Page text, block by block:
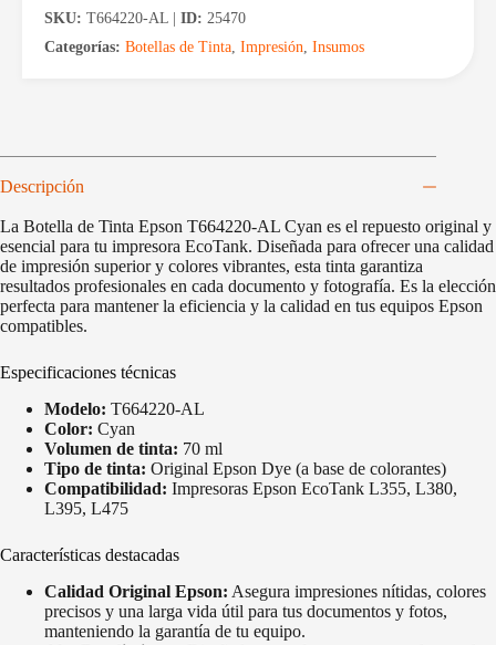
SKU: T664220-AL | ID: 25470
Categorías: Botellas de Tinta, Impresión, Insumos
Descripción
La Botella de Tinta Epson T664220-AL Cyan es el repuesto original y
esencial para tu impresora EcoTank. Diseñada para ofrecer una calidad
de impresión superior y colores vibrantes, esta tinta garantiza
resultados profesionales en cada documento y fotografía. Es la elección
perfecta para mantener la eficiencia y la calidad en tus equipos Epson
compatibles.
Especificaciones técnicas
Modelo: T664220-AL
Color: Cyan
Volumen de tinta: 70 ml
Tipo de tinta: Original Epson Dye (a base de colorantes)
Compatibilidad: Impresoras Epson EcoTank L355, L380,
L395, L475
Características destacadas
Calidad Original Epson: Asegura impresiones nítidas, colores
precisos y una larga vida útil para tus documentos y fotos,
manteniendo la garantía de tu equipo.